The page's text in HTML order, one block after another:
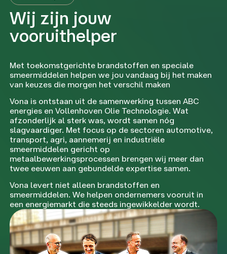
Wij zijn jouw
vooruithelper
Met toekomstgerichte brandstoffen en speciale
smeermiddelen helpen we jou vandaag bij het maken
van keuzes die morgen het verschil maken
Vona is ontstaan uit de samenwerking tussen ABC
energies en Vollenhoven Olie Technologie. Wat
afzonderlijk al sterk was, wordt samen nóg
slagvaardiger. Met focus op de sectoren automotive,
transport, agri, aannemerij en industriële
smeermiddelen gericht op
metaalbewerkingsprocessen brengen wij meer dan
twee eeuwen aan gebundelde expertise samen.
Vona levert niet alleen brandstoffen en
smeermiddelen. We helpen ondernemers vooruit in
een energiemarkt die steeds ingewikkelder wordt.